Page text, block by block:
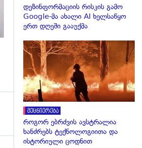
დეზინფორმაციის რისკის გამო
Google-მა ახალი AI ხელსაწყო
ერთ დღეში გააუქმა
მეცნიერება
როგორ ებრძვის ავსტრალია
ხანძრებს ტექნოლოგიითა და
ისტორიული ცოდნით